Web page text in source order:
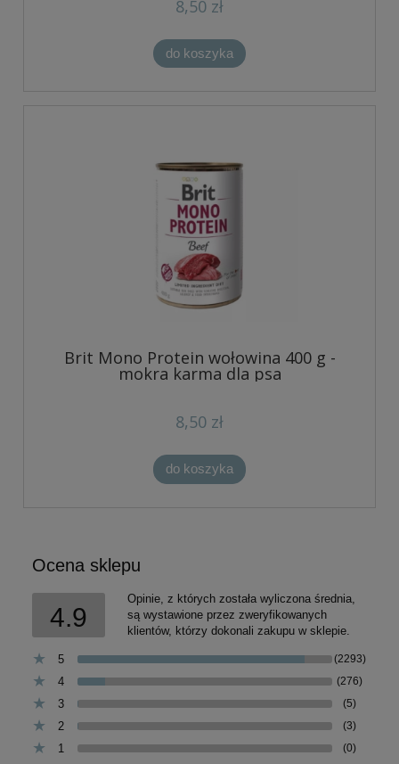
8,50 zł
do koszyka
Brit Mono Protein wołowina 400 g -
mokra karma dla psa
8,50 zł
do koszyka
Ocena sklepu
4.9
Opinie, z których została wyliczona średnia,
są wystawione przez zweryfikowanych
klientów, którzy dokonali zakupu w sklepie.
5 (2293)
4 (276)
3 (5)
2 (3)
1 (0)